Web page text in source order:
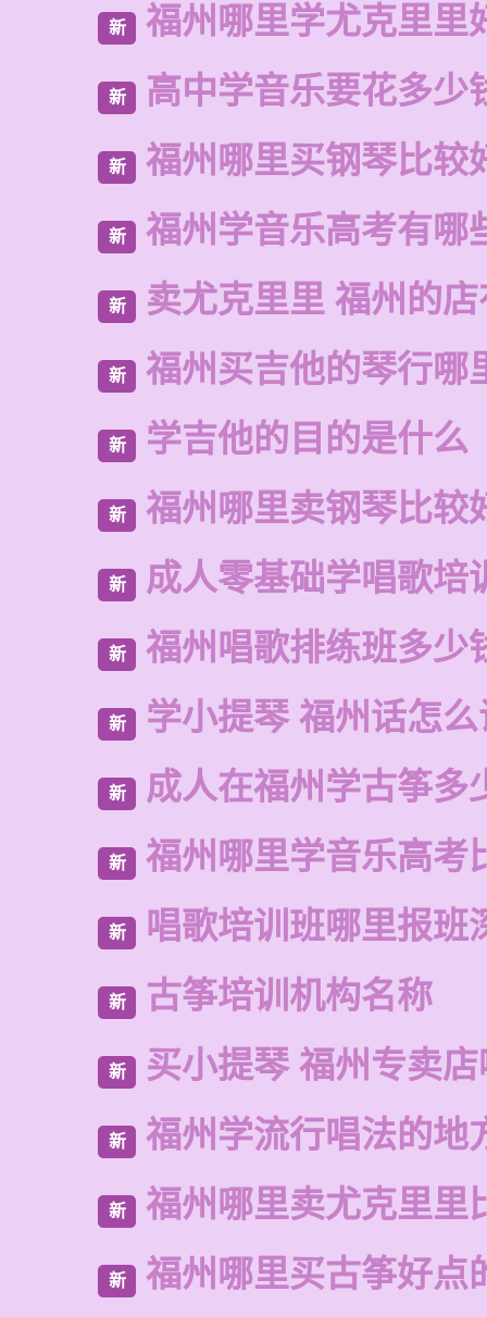
新 福州哪里学尤克里里
新 高中学音乐要花多少
新 福州哪里买钢琴比较
新 福州学音乐高考有哪
新 卖尤克里里 福州的
新 福州买吉他的琴行哪
新 学吉他的目的是什么
新 福州哪里卖钢琴比较
新 成人零基础学唱歌培
新 福州唱歌排练班多少
新 学小提琴 福州话怎
新 成人在福州学古筝多
新 福州哪里学音乐高考
新 唱歌培训班哪里报班
新 古筝培训机构名称
新 买小提琴 福州专卖
新 福州学流行唱法的地
新 福州哪里卖尤克里里
新 福州哪里买古筝好点